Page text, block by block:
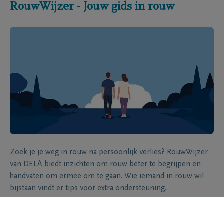
RouwWijzer - Jouw gids in rouw
Zoek je je weg in rouw na persoonlijk verlies? RouwWijzer
van DELA biedt inzichten om rouw beter te begrijpen en
handvaten om ermee om te gaan. Wie iemand in rouw wil
bijstaan vindt er tips voor extra ondersteuning.